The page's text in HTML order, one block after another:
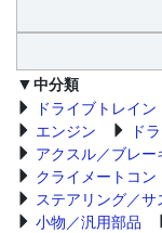
中分類
ドライブトレイン
エンジン
ド
アクスル／ブレ
クライメートコン
ステアリング／
小物／汎用部品